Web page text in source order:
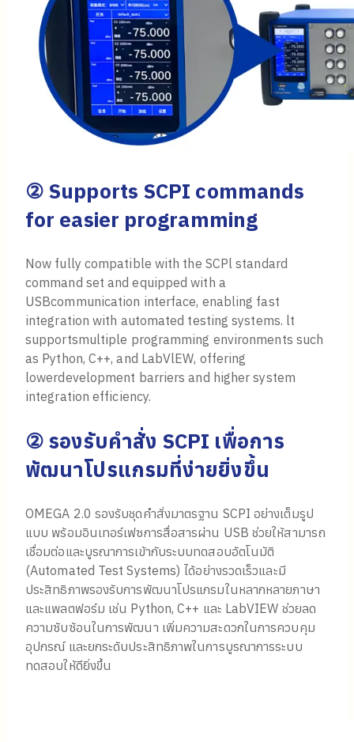
② Supports SCPI commands
for easier programming
Now fully compatible with the SCPl standard
command set and equipped with a
USBcommunication interface, enabling fast
integration with automated testing systems. lt
supportsmultiple programming environments such
as Python, C++, and LabVlEW, offering
lowerdevelopment barriers and higher system
integration efficiency.
② รองรับคำสั่ง SCPI เพื่อการ
พัฒนาโปรแกรมที่ง่ายยิ่งขึ้น
OMEGA 2.0 รองรับชุดคำสั่งมาตรฐาน SCPI อย่างเต็มรูป
แบบ พร้อมอินเทอร์เฟซการสื่อสารผ่าน USB ช่วยให้สามารถ
เชื่อมต่อและบูรณาการเข้ากับระบบทดสอบอัตโนมัติ
(Automated Test Systems) ได้อย่างรวดเร็วและมี
ประสิทธิภาพรองรับการพัฒนาโปรแกรมในหลากหลายภาษา
และแพลตฟอร์ม เช่น Python, C++ และ LabVIEW ช่วยลด
ความซับซ้อนในการพัฒนา เพิ่มความสะดวกในการควบคุม
อุปกรณ์ และยกระดับประสิทธิภาพในการบูรณาการระบบ
ทดสอบให้ดียิ่งขึ้น